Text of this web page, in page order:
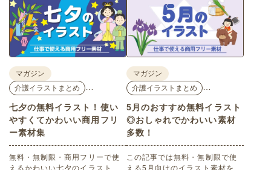
トをご用意！ポスターやパンフ
レットなどで使いやすいテイス
トなので、ぜひご活用くださ
い。
ご活用ください。
マガジン
介護イラストまとめ
七夕の無料イラスト！使い
やすくてかわいい商用フリ
ー素材集
無料・無制限・商用フリーで使
えるかわいい七夕のイラスト素
マガジン
介護イラストまとめ
5月のおすすめ無料イラスト
◎おしゃれでかわいい素材
多数！
この記事では無料・無制限で使
える5月向けのイラスト素材を多